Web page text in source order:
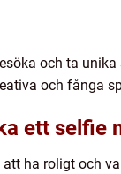
och ta
och fånga
ett selfie
ha roligt och